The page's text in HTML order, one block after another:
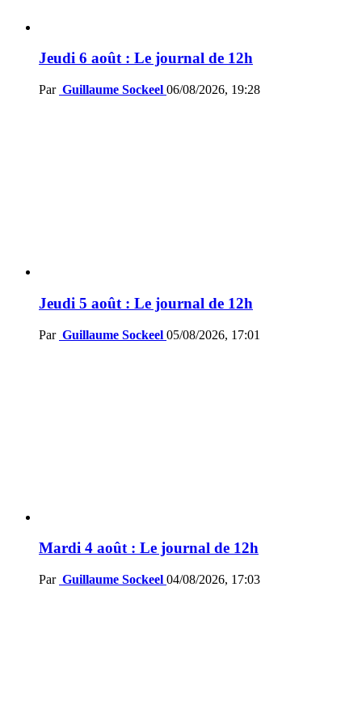
Jeudi 6 août : Le journal de 12h
Par Guillaume Sockeel 06/08/2026, 19:28
Jeudi 5 août : Le journal de 12h
Par Guillaume Sockeel 05/08/2026, 17:01
Mardi 4 août : Le journal de 12h
Par Guillaume Sockeel 04/08/2026, 17:03